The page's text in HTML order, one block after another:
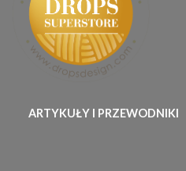
ARTYKUŁY I PRZEWODNIKI